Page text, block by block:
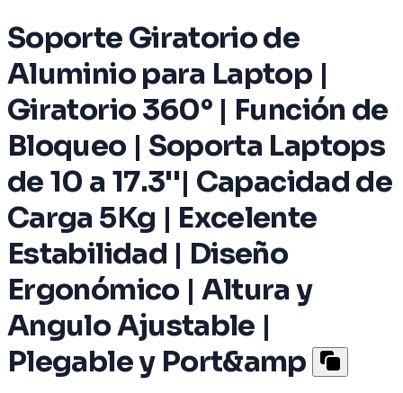
Soporte Giratorio de
Aluminio para Laptop |
Giratorio 360° | Función de
Bloqueo | Soporta Laptops
de 10 a 17.3''| Capacidad de
Carga 5Kg | Excelente
Estabilidad | Diseño
Ergonómico | Altura y
Angulo Ajustable |
Plegable y Port&amp